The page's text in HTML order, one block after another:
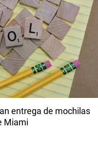
entrega de mochilas
Miami